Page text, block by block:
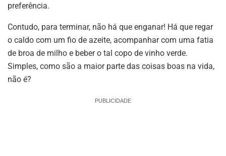
preferência.
Contudo, para terminar, não há que enganar! Há que regar
o caldo com um fio de azeite, acompanhar com uma fatia
de broa de milho e beber o tal copo de vinho verde.
Simples, como são a maior parte das coisas boas na vida,
não é?
PUBLICIDADE